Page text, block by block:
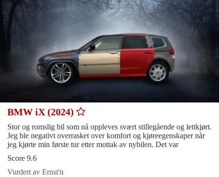
BMW iX (2024)
Stor og romslig bil som nå oppleves svært stillegående og lettkjørt.
Jeg ble negativt overrasket over komfort og kjøreegenskaper når
jeg kjørte min første tur etter mottak av nybilen. Det var
Score 9.6
Vurdert av Ernst'n